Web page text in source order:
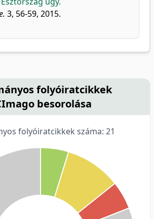
3, 56-59, 2015.
folyóiratcikkek
besorolása
folyóiratcikkek száma: 21